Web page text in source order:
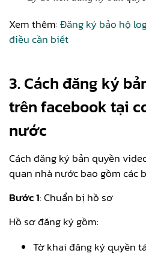
Xem thêm:Đăng ký bảo hộ
điều cần biết
3. Cách đăng ký
trên facebook tại
nước
Cách đăng ký bản quyền
quan nhà nước bao gồm các
Bước 1: Chuẩn bị hồ sơ
Hồ sơ đăng ký gồm:
Tờ khai đăng ký quyền